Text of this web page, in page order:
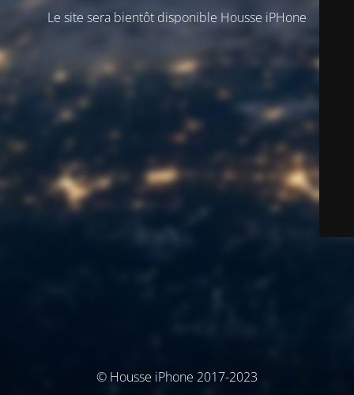
Le site sera bientôt disponible Housse iPHone
© Housse iPhone 2017-2023